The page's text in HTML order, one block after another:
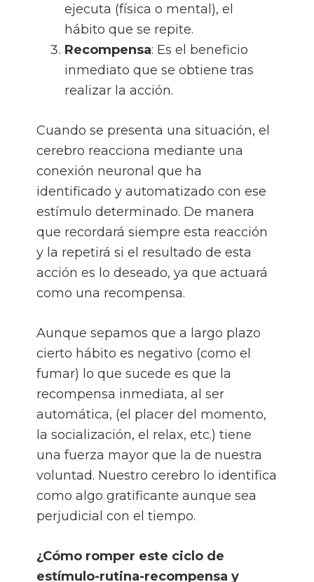
ejecuta (física o mental), el
hábito que se repite.
Recompensa: Es el beneficio
inmediato que se obtiene tras
realizar la acción.
Cuando se presenta una situación, el
cerebro reacciona mediante una
conexión neuronal que ha
identificado y automatizado con ese
estímulo determinado. De manera
que recordará siempre esta reacción
y la repetirá si el resultado de esta
acción es lo deseado, ya que actuará
como una recompensa.
Aunque sepamos que a largo plazo
cierto hábito es negativo (como el
fumar) lo que sucede es que la
recompensa inmediata, al ser
automática, (el placer del momento,
la socialización, el relax, etc.) tiene
una fuerza mayor que la de nuestra
voluntad. Nuestro cerebro lo identifica
como algo gratificante aunque sea
perjudicial con el tiempo.
¿Cómo romper este ciclo de
estímulo-rutina-recompensa y